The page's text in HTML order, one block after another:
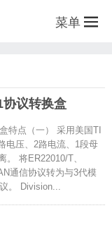
菜单
协议转换盒
特点（一） 采用美国TI
电压、2路电流、1段母
。 将ER22010/T、
通信协议转为与3代模
。 Division...